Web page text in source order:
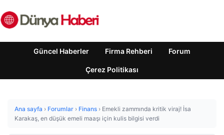
Güncel Haberler Firma Rehberi Forum
Çerez Politikası
Ana sayfa › Forumlar › Finans › Emekli zammında kritik viraj! İsa
Karakaş, en düşük emeli maaşı için kulis bilgisi verdi